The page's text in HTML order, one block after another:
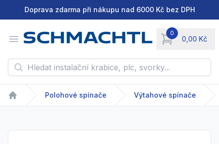
Doprava zdarma při nákupu nad 6000 Kč bez DPH
Open menu
0
0,00 Kč
items in cart,
Hledat instalační krabice, plc, svorky...
Home
Polohové spínače Výtahové spínače